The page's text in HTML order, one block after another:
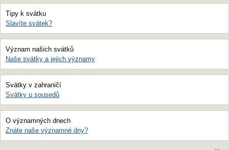
Tipy k svátku
Slavíte svátek?
Význam našich svátků
Naše svátky a jejich významy
Svátky v zahraničí
Svátky u sousedů
O významných dnech
Znáte naše významné dny?